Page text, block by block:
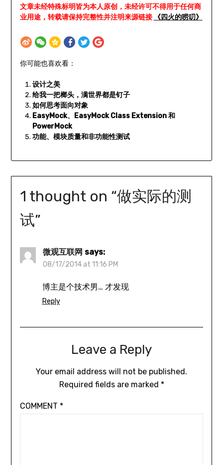
文章未经特殊标明皆为本人原创，未经许可不得用于任何商
业用途，转载请保持完整性并注明来源链接
《四火的唠叨》
你可能也喜欢看：
设计之美
给我一把榔头，满世界都是钉子
如何思考面向对象
EasyMock、EasyMock Class Extension 和
PowerMock
功能、模块质量和非功能性测试
1 thought on “做实际的测
试”
微观互联网 says:
08/17/2014 at 11:16 PM
博主是个技术男… 才发现
Reply
Leave a Reply
Your email address will not be published.
Required fields are marked *
COMMENT *